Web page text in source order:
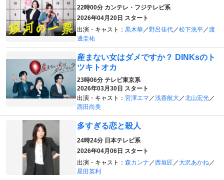
22時00分 カンテレ・フジテレビ系
2026年04月20日 スタート
出演・キャスト： 黒木華／野呂佳代／松下洸平／渡
邊圭祐
産まない女はダメですか？ DINKsのト
ツキトオカ
23時06分 テレビ東京系
2026年03月30日 スタート
出演・キャスト： 宮澤エマ ／浅香航大／北山宏光／
西田尚美
多すぎる恋と殺人
24時24分 日本テレビ系
2026年04月06日 スタート
出演・キャスト： 森カンナ ／西垣匠／ 大沢あかね／
星田英利